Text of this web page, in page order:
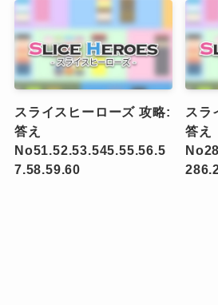
スライスヒーローズ 攻略:
答え
No51.52.53.545.55.56.5
7.58.59.60
スラ
答え